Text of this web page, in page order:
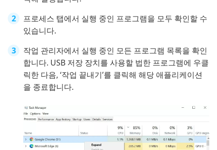
프로세스 탭에서 실행 중인 프로그램을 모두 확인할 수
있습니다.
작업 관리자에서 실행 중인 모든 프로그램 목록을 확인
합니다. USB 저장 장치를 사용할 법한 프로그램에 우클
릭한 다음, ‘작업 끝내기’를 클릭해 해당 애플리케이션
을 종료합니다.